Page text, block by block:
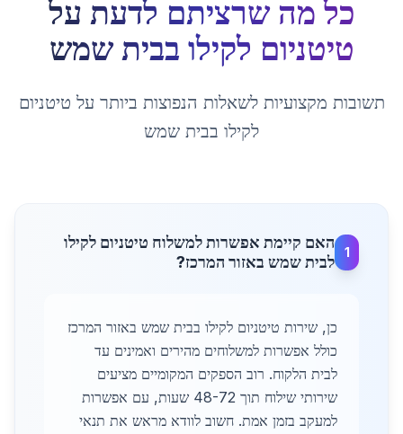
כל מה שרציתם לדעת על
טיטניום לקילו בבית שמש
תשובות מקצועיות לשאלות הנפוצות ביותר על טיטניום
לקילו בבית שמש
1
האם קיימת אפשרות למשלוח טיטניום לקילו
לבית שמש באזור המרכז?
כן, שירות טיטניום לקילו בבית שמש באזור המרכז
כולל אפשרות למשלוחים מהירים ואמינים עד
לבית הלקוח. רוב הספקים המקומיים מציעים
שירותי שילוח תוך 48-72 שעות, עם אפשרות
למעקב בזמן אמת. חשוב לוודא מראש את תנאי